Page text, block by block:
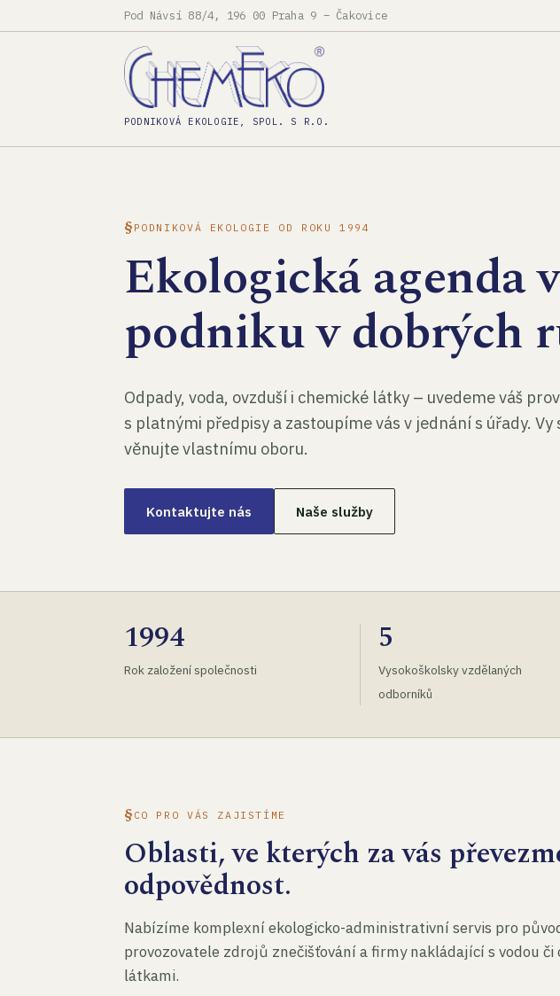
Pod Návsí 88/4, 196 00 Praha 9 – Čakovice
PODNIKOVÁ EKOLOGIE, SPOL. S R.O.
PODNIKOVÁ EKOLOGIE OD ROKU 1994
Ekologická agenda
podniku v dobrých
Odpady, voda, ovzduší i chemické látky – uvedeme váš
s platnými předpisy a zastoupíme vás v jednání s úřady. Vy
věnujte vlastnímu oboru.
Kontaktujte nás Naše služby
1994
Rok založení společnosti
5
Vysokoškolsky vzdělaných
odborníků
CO PRO VÁS ZAJISTÍME
Oblasti, ve kterých za vás
odpovědnost.
Nabízíme komplexní ekologicko-administrativní servis pro
provozovatele zdrojů znečišťování a firmy nakládající s vodou či
látkami.